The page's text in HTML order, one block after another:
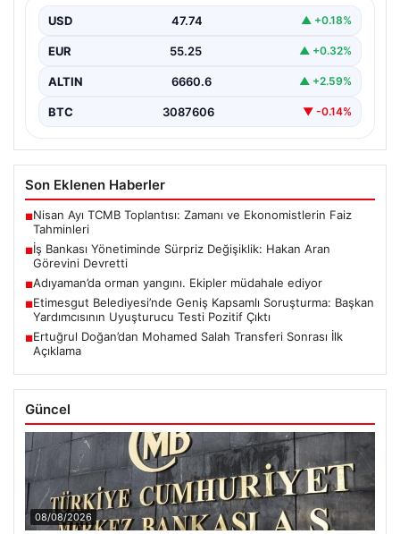
Türkiye’nin köklü bankalarından İş Bankası’nda yönetim
Bankanın uzun…
USD 47.74 ▲ +0.18%
EUR 55.25 ▲ +0.32%
ALTIN 6660.6 ▲ +2.59%
BTC 3087606 ▼ -0.14%
Son Eklenen Haberler
■Nisan Ayı TCMB Toplantısı: Zamanı ve Ekonomistlerin Faiz
Tahminleri
■İş Bankası Yönetiminde Sürpriz Değişiklik: Hakan Aran
Görevini Devretti
■Adıyaman’da orman yangını. Ekipler müdahale ediyor
■Etimesgut Belediyesi’nde Geniş Kapsamlı Soruşturma: Başkan
Yardımcısının Uyuşturucu Testi Pozitif Çıktı
■Ertuğrul Doğan’dan Mohamed Salah Transferi Sonrası İlk
Açıklama
Güncel
08/08/2026